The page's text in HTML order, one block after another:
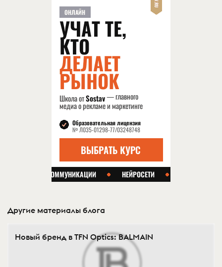
Другие материалы блога
Новый бренд в TFN Optics: BALMAIN